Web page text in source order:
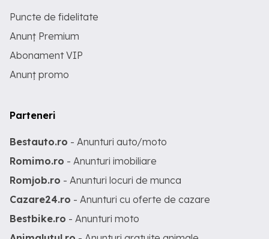
Puncte de fidelitate
Anunț Premium
Abonament VIP
Anunț promo
Parteneri
Bestauto.ro - Anunturi auto/moto
Romimo.ro - Anunturi imobiliare
Romjob.ro - Anunturi locuri de munca
Cazare24.ro - Anunturi cu oferte de cazare
Bestbike.ro - Anunturi moto